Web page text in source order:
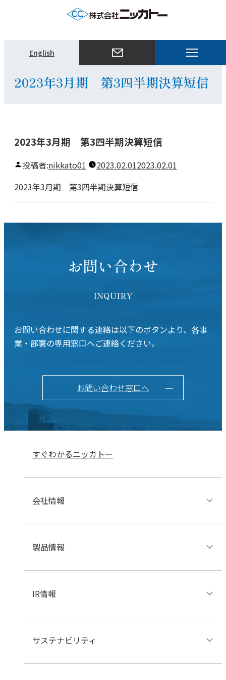
English
ュ
ー
2023年3月期 第3四半期決算短信
2023年3月期 第3四半期決算短信
投稿者:nikkato01 2023.02.012023.02.01
2023年3月期 第3四半期決算短信
お問い合わせ
INQUIRY
お問い合わせに関する連絡は以下のボタンより、各事
業・部署の専用窓口へご連絡ください。
お問い合わせ窓口へ
すぐわかるニッカトー
会社情報
製品情報
IR情報
サステナビリティ